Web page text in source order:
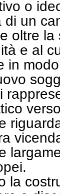
o
di un
oltre
e al
in
la